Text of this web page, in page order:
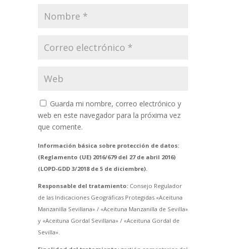
Guarda mi nombre, correo electrónico y
web en este navegador para la próxima vez
que comente.
Información básica sobre protección de datos:
(Reglamento (UE) 2016/679 del 27 de abril 2016)
(LOPD-GDD 3/2018 de 5 de diciembre).
Responsable del tratamiento:Consejo Regulador
de las Indicaciones Geográficas Protegidas «Aceituna
Manzanilla Sevillana» / «Aceituna Manzanilla de Sevilla»
y «Aceituna Gordal Sevillana» / «Aceituna Gordal de
Sevilla».